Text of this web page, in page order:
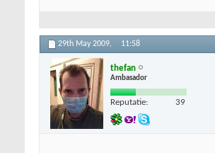
29th May 2009, 11:58
thefan
Ambasador
Reputatie: 39